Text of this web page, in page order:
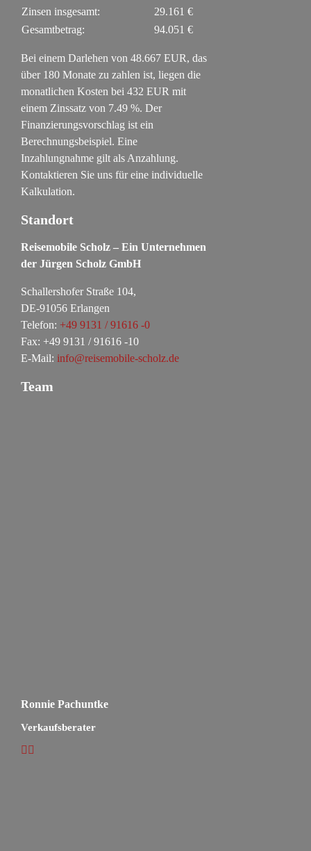
Zinsen insgesamt:
29.161 €
Gesamtbetrag:
94.051 €
Bei einem Darlehen von 48.667 EUR, das
über 180 Monate zu zahlen ist, liegen die
monatlichen Kosten bei 432 EUR mit
einem Zinssatz von 7.49 %. Der
Finanzierungsvorschlag ist ein
Berechnungsbeispiel. Eine
Inzahlungnahme gilt als Anzahlung.
Kontaktieren Sie uns für eine individuelle
Kalkulation.
Standort
Reisemobile Scholz – Ein Unternehmen
der Jürgen Scholz GmbH
Schallershofer Straße 104,
DE-91056 Erlangen
Telefon: +49 9131 / 91616 -0
Fax: +49 9131 / 91616 -10
E-Mail: info@reisemobile-scholz.de
Team
Ronnie Pachuntke
Verkaufsberater